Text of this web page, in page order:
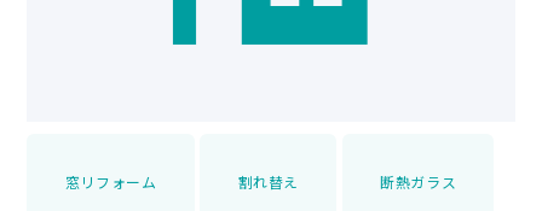
窓リフォーム 割れ替え 断熱ガラス